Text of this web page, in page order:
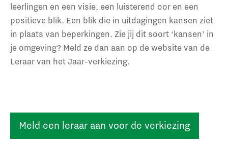
leerlingen en een visie, een luisterend oor en een
positieve blik. Een blik die in uitdagingen kansen ziet
in plaats van beperkingen. Zie jij dit soort ‘kansen’ in
je omgeving? Meld ze dan aan op de website van de
Leraar van het Jaar-verkiezing.
Meld een leraar aan voor de verkiezing